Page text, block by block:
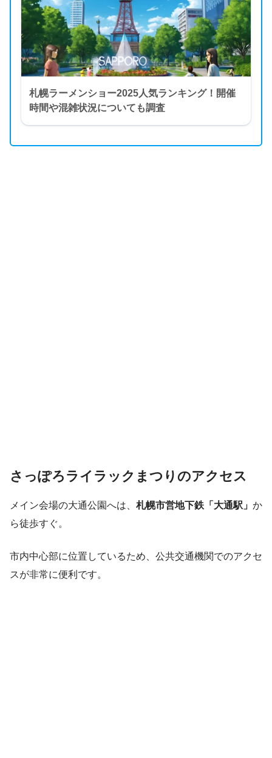
札幌ラーメンショー2025人気ランキング！開催
時間や混雑状況についても調査
さっぽろライラックまつりのアクセス
メイン会場の大通公園へは、 札幌市営地下鉄「大通駅」 か
ら徒歩すぐ。
市内中心部に位置しているため、公共交通機関でのアクセ
スが非常に便利です。